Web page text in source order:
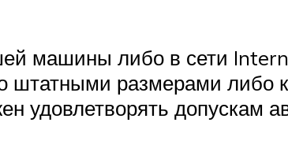
машины либо в сети
штатными размерами либо
удовлетворять допускам